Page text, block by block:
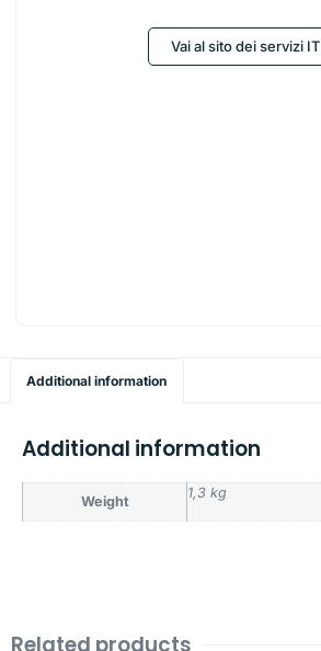
Vai al sito dei servizi IT
Additional information
Additional information
Weight
1,3 kg
Related products